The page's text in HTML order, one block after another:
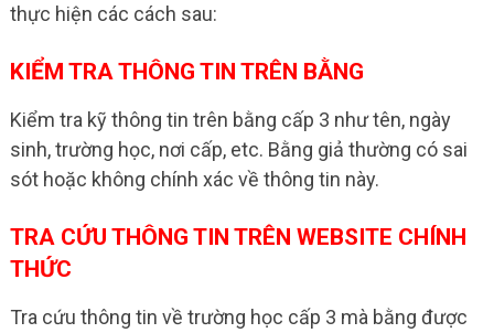
thực hiện các cách sau:
KIỂM TRA THÔNG TIN TRÊN BẰNG
Kiểm tra kỹ thông tin trên bằng cấp 3 như tên, ngày
sinh, trường học, nơi cấp, etc. Bằng giả thường có sai
sót hoặc không chính xác về thông tin này.
TRA CỨU THÔNG TIN TRÊN WEBSITE CHÍNH
THỨC
Tra cứu thông tin về trường học cấp 3 mà bằng được